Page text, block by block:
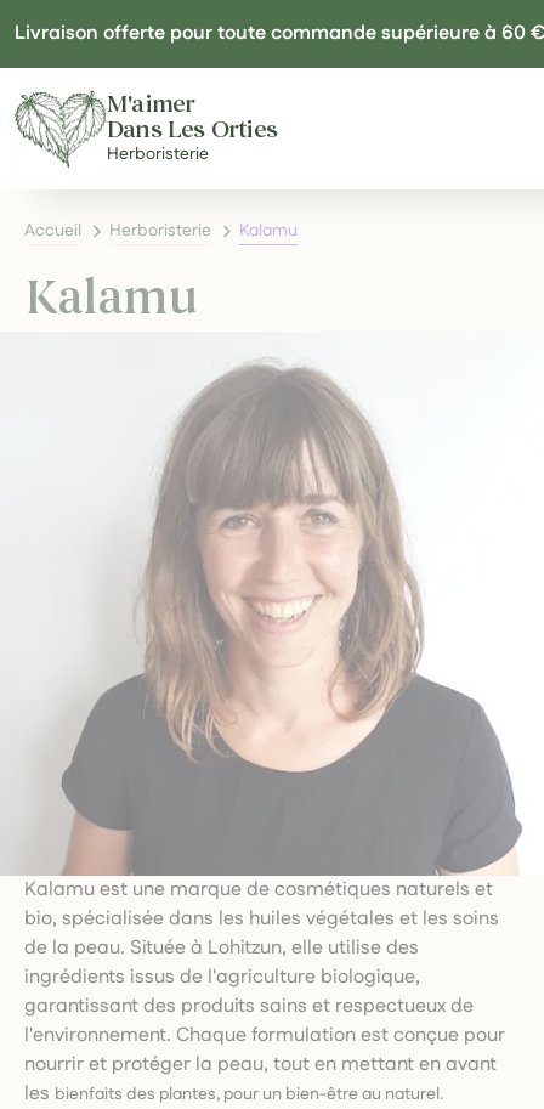
Livraison offerte pour toute commande supérieure à 60 €
M'aimer
Dans Les Orties
Herboristerie
Accueil Herboristerie Kalamu
Kalamu
Kalamu est une marque de cosmétiques naturels et
bio, spécialisée dans les huiles végétales et les soins
de la peau. Située à Lohitzun, elle utilise des
ingrédients issus de l'agriculture biologique,
garantissant des produits sains et respectueux de
l'environnement. Chaque formulation est conçue pour
nourrir et protéger la peau, tout en mettant en avant
les bienfaits des plantes, pour un bien-être au naturel.